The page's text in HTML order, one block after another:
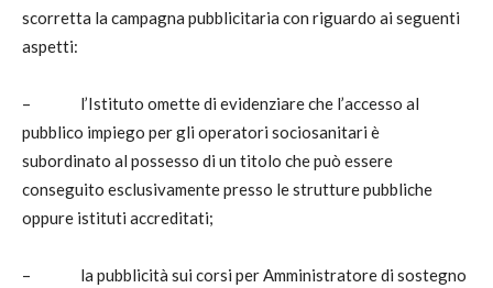
scorretta la campagna pubblicitaria con riguardo ai seguenti
aspetti:
–
l’Istituto omette di evidenziare che l’accesso al
pubblico impiego per gli operatori sociosanitari è
subordinato al possesso di un titolo che può essere
conseguito esclusivamente presso le strutture pubbliche
oppure istituti accreditati;
–
la pubblicità sui corsi per Amministratore di sostegno